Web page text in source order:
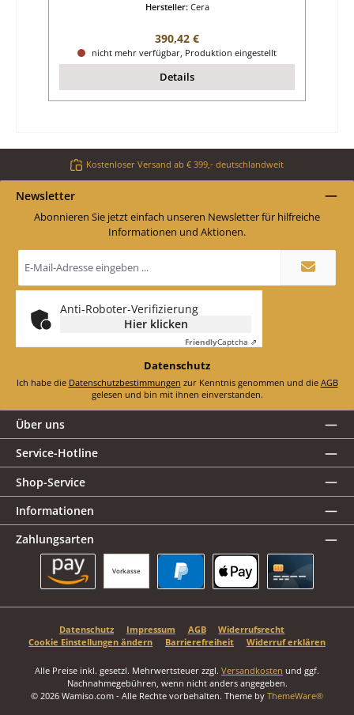
Hersteller: Cera
Regulärer Preis:
390,42 €
nicht mehr verfügbar, Produktion eingestellt
Details
Kostenloser Versand ab € 399,- deutschlandweit
Newsletter
Abonnieren Sie jetzt einfach unseren Newsletter für hilfreiche
Informationen und Aktionen.
E-
Mail-
*
Anti-Roboter-Verifizierung
Hier klicken
FriendlyCaptcha ⇗
Datenschutz
Ich habe die Datenschutzbestimmungen zur Kenntnis genommen und die AGB
gelesen und bin mit ihnen einverstanden.
Über uns
Service-Hotline
Shop-Service
Informationen
Zahlungsarten
Vorkasse
Datenschutz Impressum AGB
Widerrufsrecht
Cookie Einstellungen ändern
Barrierefreiheit Widerruf erklären
Alle Preise inkl. gesetzl. Mehrwertsteuer zzgl. Versandkosten und ggf.
Nachnahmegebühren, wenn nicht anders angegeben.
© 2026 Wamiso.com - Alle Rechte vorbehalten. Theme by ThemeWare®